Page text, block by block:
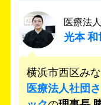
医療法
光本 和
横浜市西区み
医療法人社団